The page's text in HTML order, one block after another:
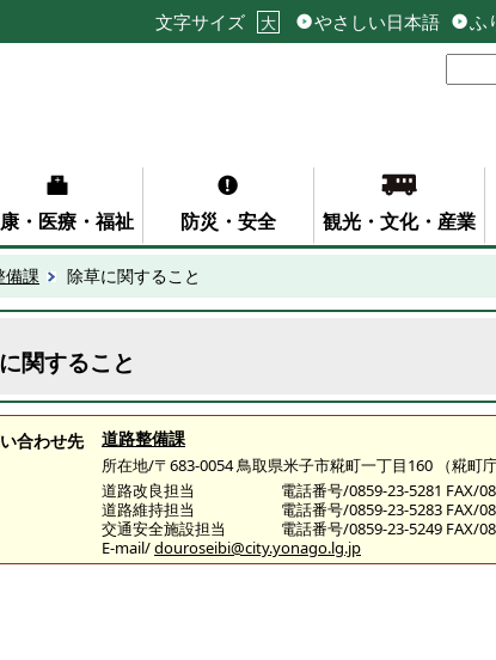
文字サイズ 大 やさしい日本語 ふ
・医療・福祉 防災・安全 観光・文化・産業
備課 除草に関すること
関すること
合わせ先 道路整備課
所在地/〒683-0054 鳥取県米子市糀町一丁目160 （糀町
道路改良担当
電話番号/0859-23-5281 FAX/
道路維持担当
電話番号/0859-23-5283 FAX/
交通安全施設担当
電話番号/0859-23-5249 FAX/
E-mail/douroseibi@city.yonago.lg.jp